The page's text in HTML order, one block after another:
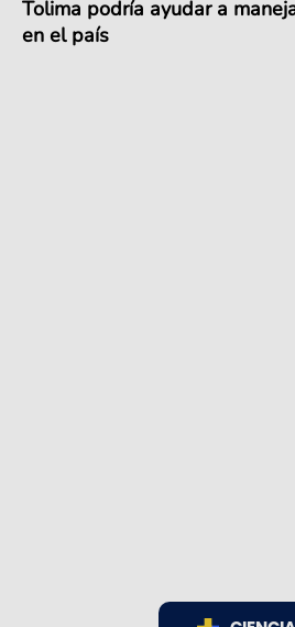
Tolima podría ayudar a
en el país